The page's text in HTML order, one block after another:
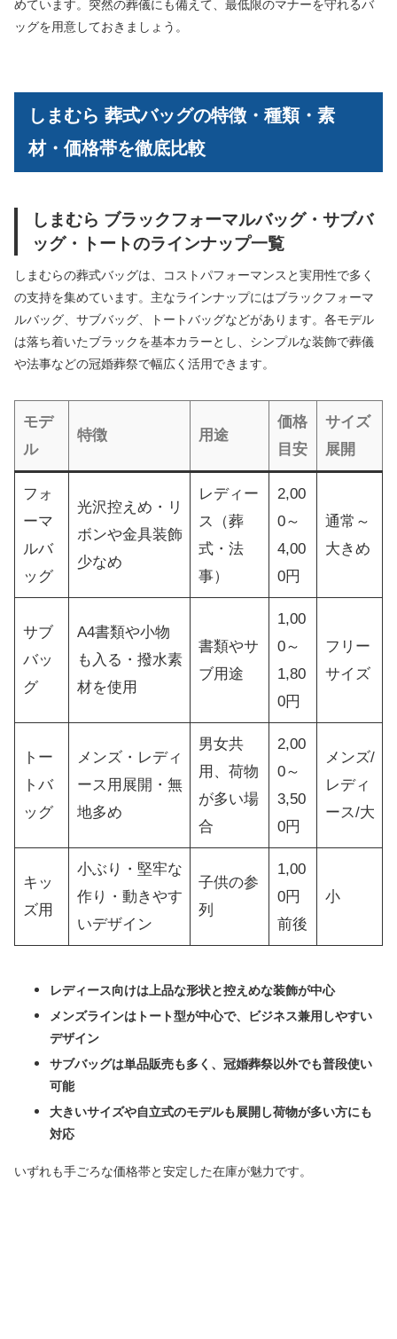
めています。突然の葬儀にも備えて、最低限のマナーを守れるバ
ッグを用意しておきましょう。
しまむら 葬式バッグの特徴・種類・素
材・価格帯を徹底比較
しまむら ブラックフォーマルバッグ・サブバ
ッグ・トートのラインナップ一覧
しまむらの葬式バッグは、コストパフォーマンスと実用性で多く
の支持を集めています。主なラインナップにはブラックフォーマ
ルバッグ、サブバッグ、トートバッグなどがあります。各モデル
は落ち着いたブラックを基本カラーとし、シンプルな装飾で葬儀
や法事などの冠婚葬祭で幅広く活用できます。
モデ
ル
特徴 用途
価格
目安
サイズ
展開
フォ
ーマ
ルバ
ッグ
光沢控えめ・リ
ボンや金具装飾
少なめ
レディー
ス（葬
式・法
事）
2,00
0～
4,00
0円
通常～
大きめ
サブ
バッ
グ
A4書類や小物
も入る・撥水素
材を使用
書類やサ
ブ用途
1,00
0～
1,80
0円
フリー
サイズ
トー
トバ
ッグ
メンズ・レディ
ース用展開・無
地多め
男女共
用、荷物
が多い場
合
2,00
0～
3,50
0円
メンズ/
レディ
ース/大
キッ
ズ用
小ぶり・堅牢な
作り・動きやす
いデザイン
子供の参
列
1,00
0円
前後
小
レディース向けは上品な形状と控えめな装飾が中心
メンズラインはトート型が中心で、ビジネス兼用しやすい
デザイン
サブバッグは単品販売も多く、冠婚葬祭以外でも普段使い
可能
大きいサイズや自立式のモデルも展開し荷物が多い方にも
対応
いずれも手ごろな価格帯と安定した在庫が魅力です。